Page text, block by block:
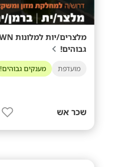
גבוהים!
מועדפת מענקים גבוהים!
שכר אש